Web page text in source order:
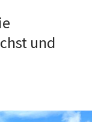
und